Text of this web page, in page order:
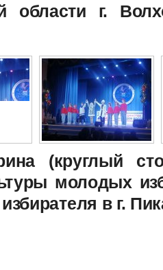
области г.
(круглый
молодых
в г.